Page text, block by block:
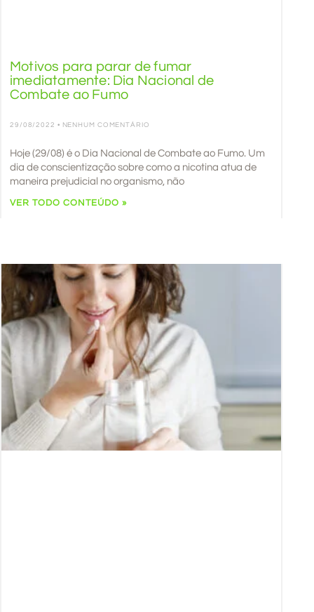
Motivos para parar de fumar
imediatamente: Dia Nacional de
Combate ao Fumo
29/08/2022 NENHUM COMENTÁRIO
Hoje (29/08) é o Dia Nacional de Combate ao Fumo. Um
dia de conscientização sobre como a nicotina atua de
maneira prejudicial no organismo, não
VER TODO CONTEÚDO »